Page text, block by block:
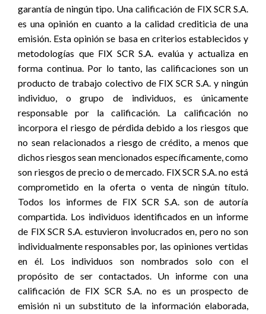
garantía de ningún tipo. Una calificación de FIX SCR S.A.
es una opinión en cuanto a la calidad crediticia de una
emisión. Esta opinión se basa en criterios establecidos y
metodologías que FIX SCR S.A. evalúa y actualiza en
forma continua. Por lo tanto, las calificaciones son un
producto de trabajo colectivo de FIX SCR S.A. y ningún
individuo, o grupo de individuos, es únicamente
responsable por la calificación. La calificación no
incorpora el riesgo de pérdida debido a los riesgos que
no sean relacionados a riesgo de crédito, a menos que
dichos riesgos sean mencionados específicamente, como
son riesgos de precio o de mercado. FIX SCR S.A. no está
comprometido en la oferta o venta de ningún título.
Todos los informes de FIX SCR S.A. son de autoría
compartida. Los individuos identificados en un informe
de FIX SCR S.A. estuvieron involucrados en, pero no son
individualmente responsables por, las opiniones vertidas
en él. Los individuos son nombrados solo con el
propósito de ser contactados. Un informe con una
calificación de FIX SCR S.A. no es un prospecto de
emisión ni un substituto de la información elaborada,